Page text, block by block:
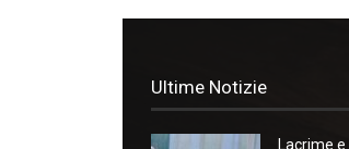
Ultime Notizie
Lacrime